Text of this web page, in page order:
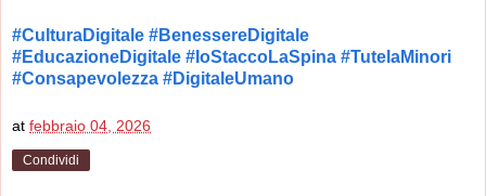
#CulturaDigitale #BenessereDigitale
#EducazioneDigitale #IoStaccoLaSpina #TutelaMinori
#Consapevolezza #DigitaleUmano
at febbraio 04, 2026
Condividi